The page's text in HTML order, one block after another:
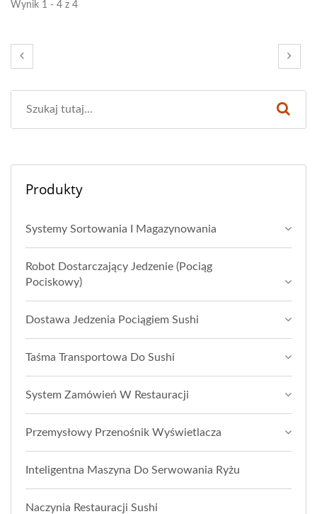
Wynik 1 - 4 z 4
Produkty
Systemy Sortowania I Magazynowania
Robot Dostarczający Jedzenie (Pociąg
Pociskowy)
Dostawa Jedzenia Pociągiem Sushi
Taśma Transportowa Do Sushi
System Zamówień W Restauracji
Przemysłowy Przenośnik Wyświetlacza
Inteligentna Maszyna Do Serwowania Ryżu
Naczynia Restauracji Sushi